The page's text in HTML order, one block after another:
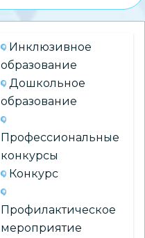
Инклюзивное
образование
Дошкольное
образование
Профессиональные
конкурсы
Конкурс
Профилактическое
мероприятие